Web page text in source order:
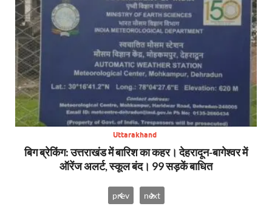
Uttarakhand
बिग ब्रेकिंग: उत्तराखंड में बारिश का कहर। देहरादून-बागेश्वर में
ऑरेंज अलर्ट, स्कूल बंद। 99 सड़कें बाधित
prev next